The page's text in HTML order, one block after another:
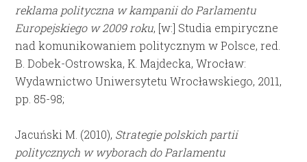
reklama polityczna w kampanii do Parlamentu
Europejskiego w 2009 roku, [w:] Studia empiryczne
nad komunikowaniem politycznym w Polsce, red.
B. Dobek-Ostrowska, K. Majdecka, Wrocław:
Wydawnictwo Uniwersytetu Wrocławskiego, 2011,
pp. 85-98;
Jacuński M. (2010), Strategie polskich partii
politycznych w wyborach do Parlamentu